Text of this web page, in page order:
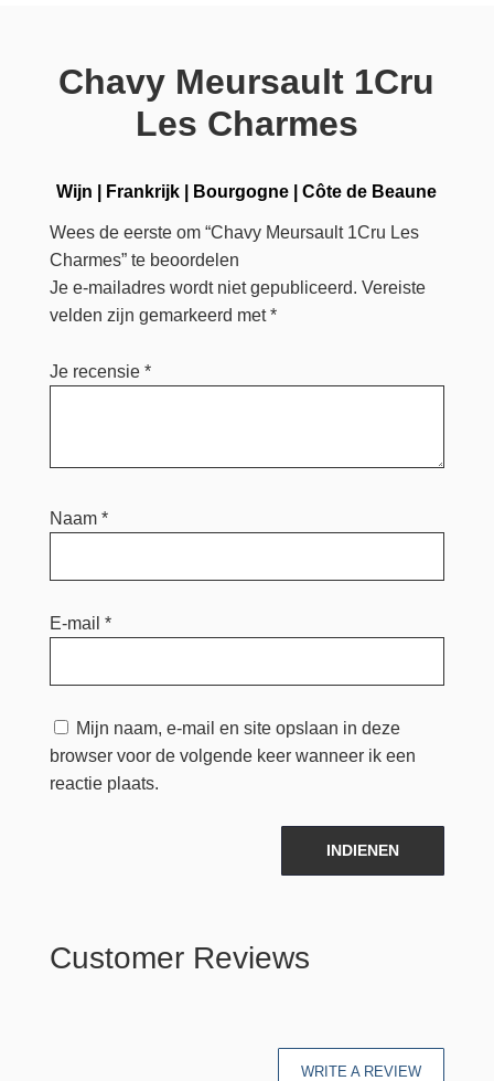
Chavy Meursault 1Cru
Les Charmes
Wijn Frankrijk Bourgogne |Côte de Beaune
Wees de eerste om “Chavy Meursault 1Cru Les
Charmes” te beoordelen
Je e-mailadres wordt niet gepubliceerd. Vereiste
velden zijn gemarkeerd met*
Je recensie *
Naam *
E-mail *
Mijn naam, e-mail en site opslaan in deze
browser voor de volgende keer wanneer ik een
reactie plaats.
INDIENEN
Customer Reviews
WRITE A REVIEW